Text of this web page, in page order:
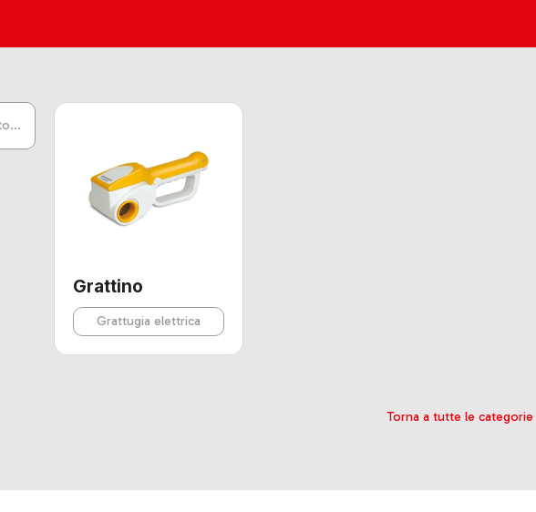
Grattino
Grattugia elettrica
Torna a tutte le categorie